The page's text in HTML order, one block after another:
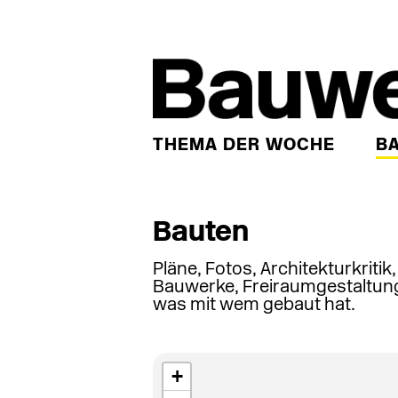
THEMA DER WOCHE
Bauten
Pläne, Fotos,
Bauwerke,
was mit wem gebaut hat.
+